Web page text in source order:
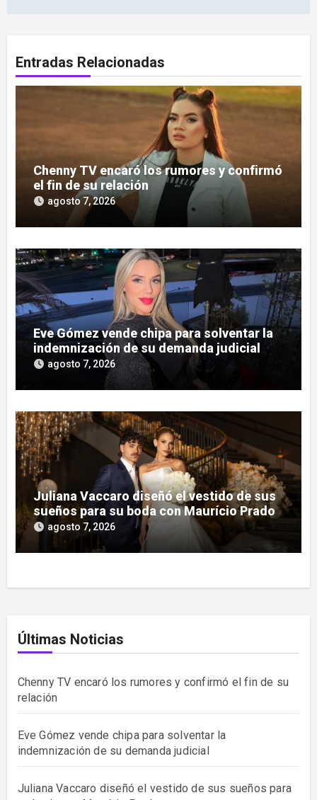
Entradas Relacionadas
Chenny TV encaró los rumores y confirmó
el fin de su relación
agosto 7, 2026
Eve Gómez vende chipa para solventar la
indemnización de su demanda judicial
agosto 7, 2026
Juliana Vaccaro diseñó el vestido de sus
sueños para su boda con Maurício Prado
agosto 7, 2026
Últimas Noticias
Chenny TV encaró los rumores y confirmó el fin de su
relación
Eve Gómez vende chipa para solventar la
indemnización de su demanda judicial
Juliana Vaccaro diseñó el vestido de sus sueños para